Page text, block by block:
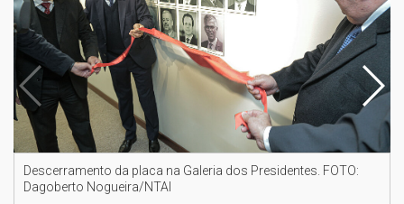
Descerramento da placa na Galeria dos Presidentes. FOTO:
Dagoberto Nogueira/NTAI